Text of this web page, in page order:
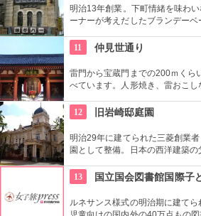
明治13年創業。下町情緒を味わ
ーナーが考えだしたブランデーベ
がいい。浅草を観光した際には是
11 仲見世通り
雷門から宝蔵門までの200ｍくら
べています。人形焼き、雷おこし
12
旧岩崎邸庭園
明治29年に建てられた三菱創業
園として整備。日本の西洋建築の
文化財にもなっている。
13 国立国会図書館国際子
ルネサンス様式の明治期に建てら